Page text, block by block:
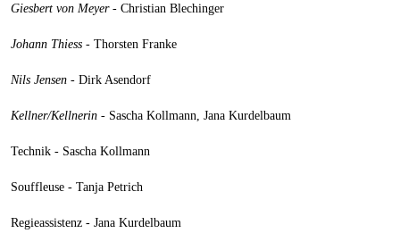
Giesbert von Meyer- Christian Blechinger
Johann Thiess- Thorsten Franke
Nils Jensen- Dirk Asendorf
Kellner/Kellnerin- Sascha Kollmann, Jana Kurdelbaum
Technik - Sascha Kollmann
Souffleuse - Tanja Petrich
Regieassistenz - Jana Kurdelbaum